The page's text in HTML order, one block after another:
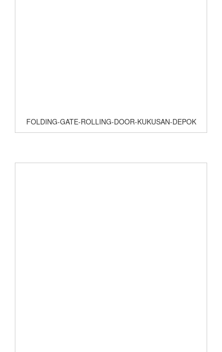
FOLDING-GATE-ROLLING-DOOR-KUKUSAN-DEPOK